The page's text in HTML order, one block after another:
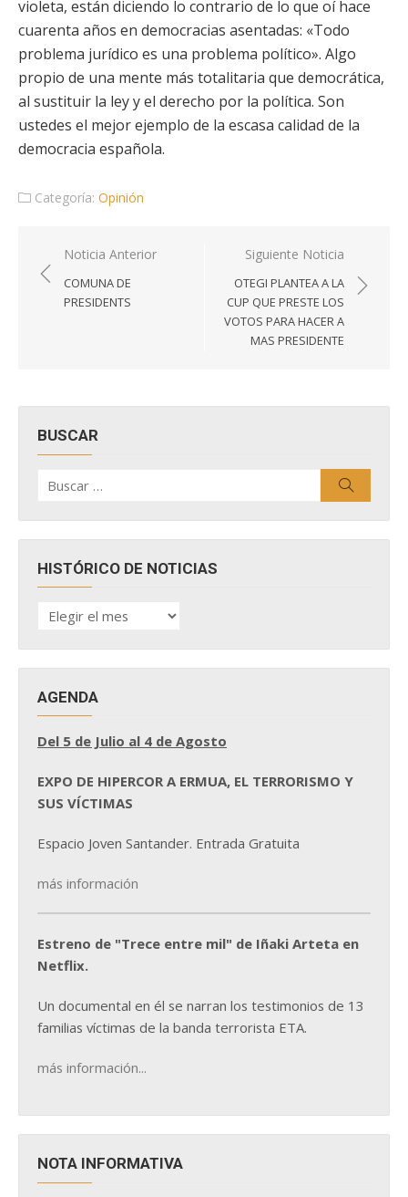
violeta, están diciendo lo contrario de lo que oí hace
cuarenta años en democracias asentadas: «Todo
problema jurídico es una problema político». Algo
propio de una mente más totalitaria que democrática,
al sustituir la ley y el derecho por la política. Son
ustedes el mejor ejemplo de la escasa calidad de la
democracia española.
Categoría: Opinión
Navegación
de
entradas
Noticia Anterior
COMUNA DE
PRESIDENTS
Siguiente Noticia
OTEGI PLANTEA A LA
CUP QUE PRESTE LOS
VOTOS PARA HACER A
MAS PRESIDENTE
BUSCAR
por:
HISTÓRICO DE NOTICIAS
HISTÓRICO
DE
AGENDA
Del 5 de Julio al 4 de Agosto
EXPO DE HIPERCOR A ERMUA, EL TERRORISMO Y
SUS VÍCTIMAS
Espacio Joven Santander. Entrada Gratuita
más información
Estreno de "Trece entre mil" de Iñaki Arteta en
Netflix.
Un documental en él se narran los testimonios de 13
familias víctimas de la banda terrorista ETA.
más información...
NOTA INFORMATIVA